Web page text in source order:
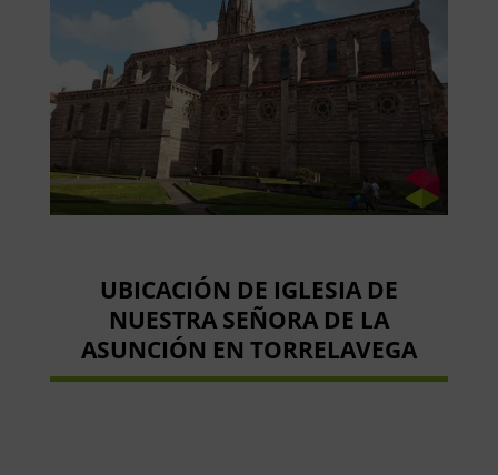
UBICACIÓN DE IGLESIA DE
NUESTRA SEÑORA DE LA
ASUNCIÓN EN TORRELAVEGA